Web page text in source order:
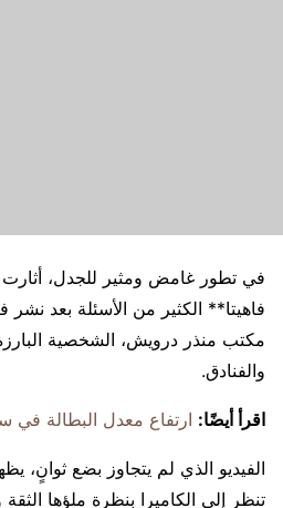
في تطور غامض ومثير للجدل، أثارت
فاهيتا** الكثير من الأسئلة بعد
مكتب منذر درويش، الشخصية
والفنادق.
اقرأ أيضًا: ارتفاع معدل البطالة في
الفيديو الذي لم يتجاوز بضع ثوانٍ،
تنظر إلى الكاميرا بنظرة ملؤها